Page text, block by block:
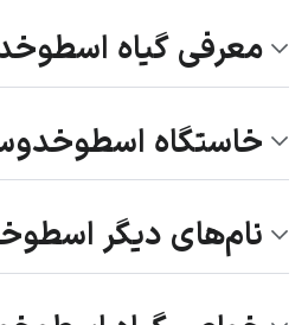
معرفی گیاه
خاستگاه
نام‌های دیگر